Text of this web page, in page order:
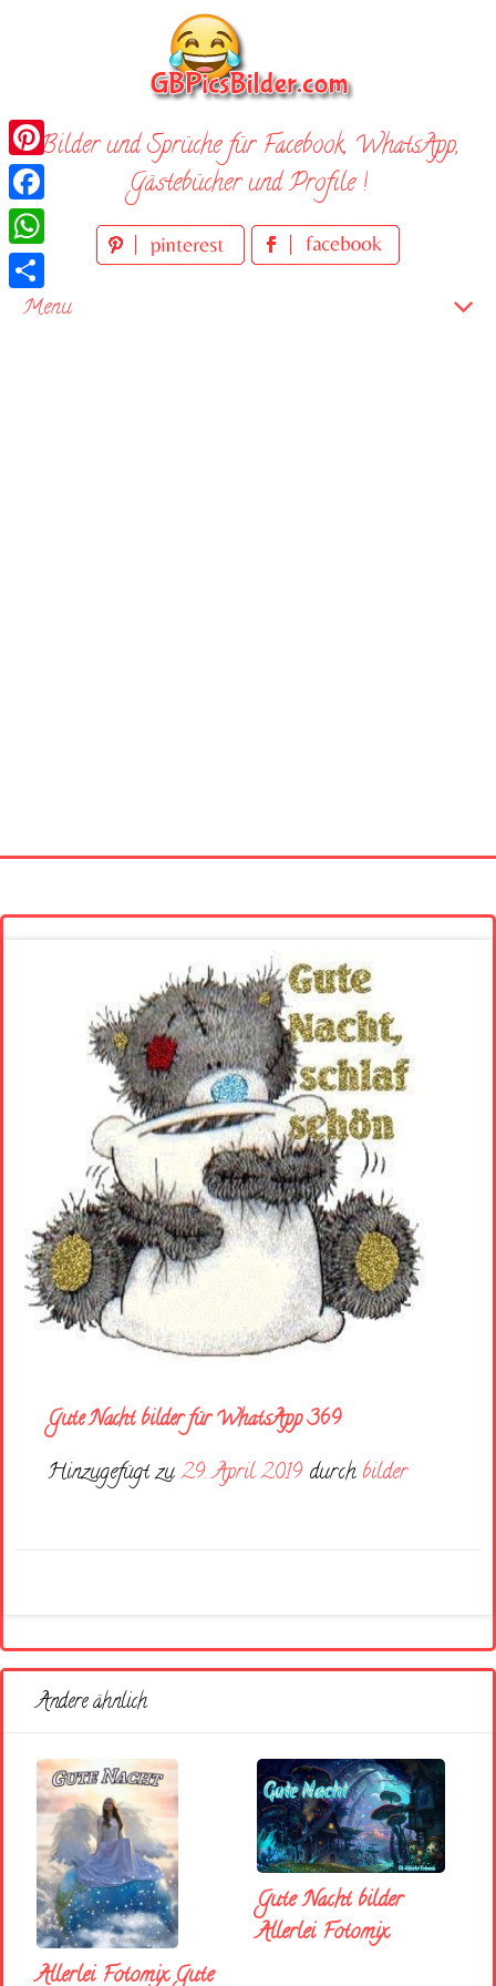
Bilder und Sprüche für Facebook, WhatsApp,
Gästebücher und Profile !
Menu
Gute Nacht bilder für WhatsApp 369
Hinzugefügt zu29. April 2019 durch bilder
Andere ähnlich
Allerlei Fotomix Gute
Gute Nacht bilder
Allerlei Fotomix
Pinterest
Facebook
WhatsApp
Teilen